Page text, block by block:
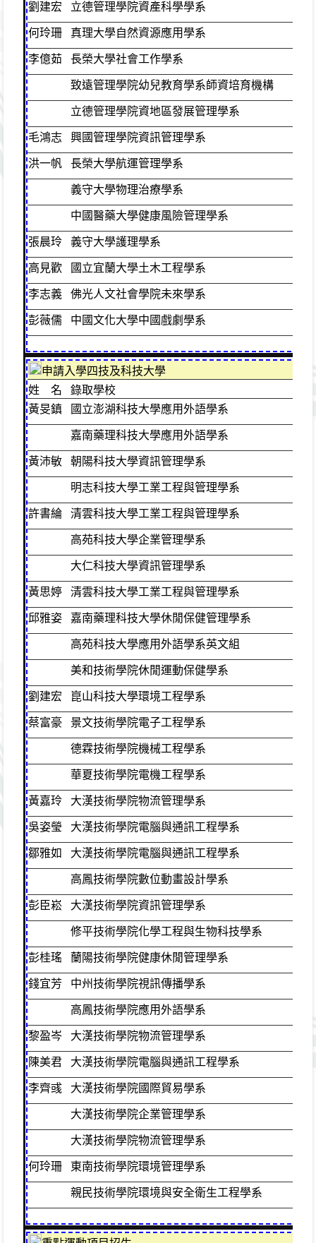
劉建宏 立德管理學院資產科學學系
何玲珊 真理大學自然資源應用學系
李億茹 長榮大學社會工作學系
致遠管理學院幼兒教育學系師資培育機構
立德管理學院資地區發展管理學系
毛鴻志 興國管理學院資訊管理學系
洪一帆 長榮大學航運管理學系
義守大學物理治療學系
中國醫藥大學健康風險管理學系
張晨玲 義守大學護理學系
高見歡 國立宜蘭大學土木工程學系
李志義 佛光人文社會學院未來學系
彭薇儒 中國文化大學中國戲劇學系
申請入學四技及科技大學
姓 名
錄取學校
黃旻鎮
國立澎湖科技大學應用外語學系
嘉南藥理科技大學應用外語學系
黃沛敏 朝陽科技大學資訊管理學系
明志科技大學工業工程與管理學系
許書綸 清雲科技大學工業工程與管理學系
高苑科技大學企業管理學系
大仁科技大學資訊管理學系
黃思婷 清雲科技大學工業工程與管理學系
邱雅姿 嘉南藥理科技大學休閒保健管理學系
高苑科技大學應用外語學系英文組
美和技術學院休閒運動保健學系
劉建宏 崑山科技大學環境工程學系
蔡富豪 景文技術學院電子工程學系
德霖技術學院機械工程學系
華夏技術學院電機工程學系
黃嘉玲 大漢技術學院物流管理學系
吳姿瑩 大漢技術學院電腦與通訊工程學系
鄒雅如 大漢技術學院電腦與通訊工程學系
高鳳技術學院數位動畫設計學系
彭臣崧 大漢技術學院資訊管理學系
修平技術學院化學工程與生物科技學系
彭桂瑤 蘭陽技術學院健康休閒管理學系
錢宜芳 中州技術學院視訊傳播學系
高鳳技術學院應用外語學系
黎盈岑 大漢技術學院物流管理學系
陳美君 大漢技術學院電腦與通訊工程學系
李齊彧 大漢技術學院國際貿易學系
大漢技術學院企業管理學系
大漢技術學院物流管理學系
何玲珊 東南技術學院環境管理學系
親民技術學院環境與安全衛生工程學系